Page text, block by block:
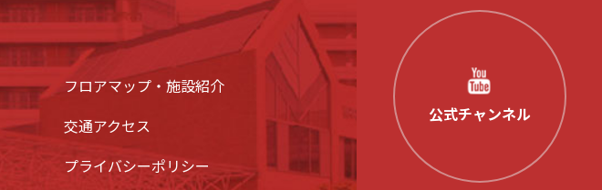
フロアマップ・施設紹介
交通アクセス
プライバシーポリシー
公式チャンネル